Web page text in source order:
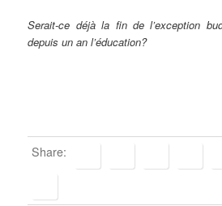
Serait-ce déjà la fin de l’exception
depuis un an l’éducation?
Share: